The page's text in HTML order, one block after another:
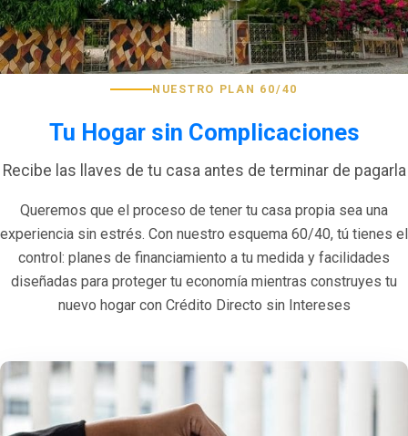
NUESTRO PLAN 60/40
Tu Hogar sin Complicaciones
Recibe las llaves de tu casa antes de terminar de pagarla
Queremos que el proceso de tener tu casa propia sea una
experiencia sin estrés. Con nuestro esquema 60/40, tú tienes el
control: planes de financiamiento a tu medida y facilidades
diseñadas para proteger tu economía mientras construyes tu
nuevo hogar con Crédito Directo sin Intereses